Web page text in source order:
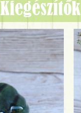
Kiegészítők